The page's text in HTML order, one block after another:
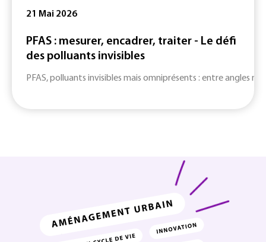
21 Mai 2026
PFAS : mesurer, encadrer, traiter - Le défi
des polluants invisibles
PFAS, polluants invisibles mais omniprésents : entre angles